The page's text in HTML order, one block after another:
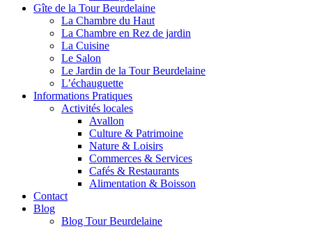
Gîte de la Tour Beurdelaine
La Chambre du Haut
La Chambre en Rez de jardin
La Cuisine
Le Salon
Le Jardin de la Tour Beurdelaine
L’échauguette
Informations Pratiques
Activités locales
Avallon
Culture & Patrimoine
Nature & Loisirs
Commerces & Services
Cafés & Restaurants
Alimentation & Boisson
Contact
Blog
Blog Tour Beurdelaine